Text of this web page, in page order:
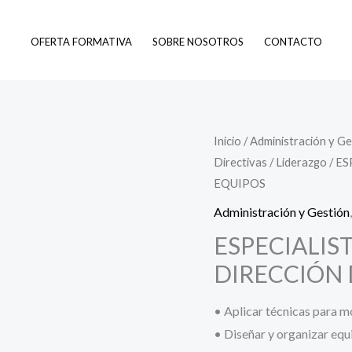
OFERTA FORMATIVA SOBRE NOSOTROS CONTACTO
Inicio /Administración y
Directivas /Liderazgo /
EQUIPOS
Administración y Gestión
DIRECCIÓN
• Aplicar técnicas para
• Diseñar y organizar